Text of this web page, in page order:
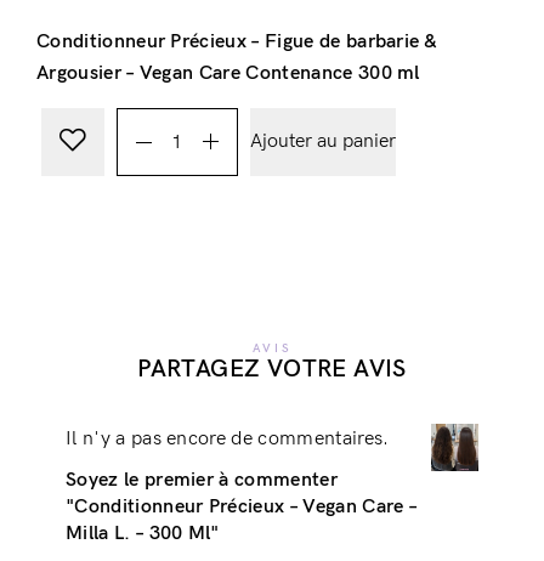
Conditionneur Précieux – Figue de barbarie &
Argousier – Vegan Care Contenance 300 ml
Ajouter au panier
AVIS
PARTAGEZ VOTRE AVIS
Il n'y a pas encore de commentaires.
Soyez le premier à commenter
"Conditionneur Précieux – Vegan Care –
Milla L. – 300 Ml"